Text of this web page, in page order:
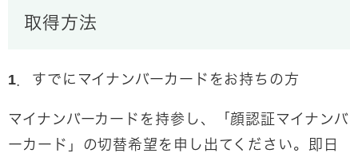
取得方法
1．すでにマイナンバーカードをお持ちの方
マイナンバーカードを持参し、「顔認証マイナンバ
ーカード」の切替希望を申し出てください。即日